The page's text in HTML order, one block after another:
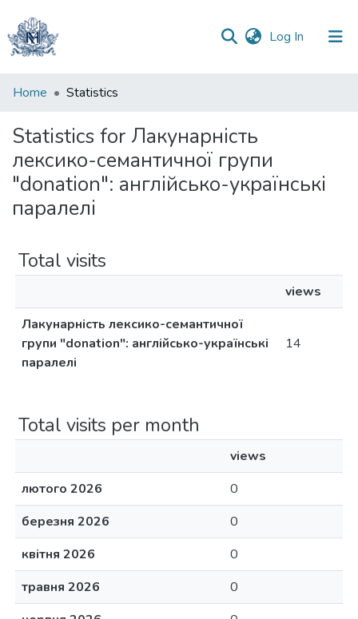
Log In (current)
Communities
Collections
All of DSpace
Home Statistics
Statistics for Лакунарність
лексико-семантичної групи
"donation": англійсько-українські
паралелі
Total visits
views
Лакунарність лексико-семантичної
групи "donation": англійсько-українські
паралелі
14
Total visits per month
views
лютого 2026
0
березня 2026
0
квітня 2026
0
травня 2026
0